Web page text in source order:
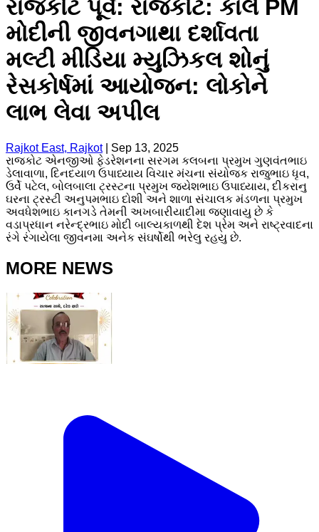
રાજકોટ પૂર્વ: રાજકોટ: કાલે PM
મોદીની જીવનગાથા દર્શાવતા
મલ્ટી મીડિયા મ્યુઝિકલ શોનું
રેસકોર્ષમાં આયોજન: લોકોને
લાભ લેવા અપીલ
Rajkot East, Rajkot| Sep 13, 2025
રાજકોટ એનજીઓ ફેડરેશનના સરગમ કલબના પ્રમુખ ગુણવંતભાઇ
ડેલાવાળા, દિનદયાળ ઉપાધ્યાય વિચાર મંચના સંયોજક રાજુભાઇ ધૃવ,
ઉર્વે પટેલ, બોલબાલા ટ્રસ્ટના પ્રમુખ જયેશભાઇ ઉપાધ્યાય, દીકરાનુ
ઘરના ટ્રસ્ટી અનુપમભાઇ દોશી અને શાળા સંચાલક મંડળના પ્રમુખ
અવધેશભાઇ કાનગડે તેમની અખબારીયાદીમા જણાવાયુ છે કે
વડાપ્રધાન નરેન્દ્રભાઇ મોદી બાલ્યકાળથી દેશ પ્રેમ અને રાષ્ટ્રવાદના
રંગે રંગાયેલા જીવનમા અનેક સંઘર્ષોથી ભરેલુ રહયુ છે.
MORE NEWS